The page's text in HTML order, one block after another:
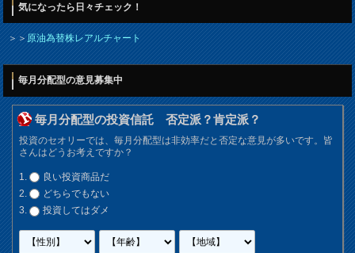
気になったら日々チェック！
＞＞原油為替株レアルチャート
毎月分配型の意見募集中
毎月分配型の投資信託 否定派？肯定派？
投資のセオリーでは、毎月分配型は非効率だと否定な意見が多いです。皆
さんはどうお考えですか？
良い投資商品だ
どちらでもない
投資してはダメ